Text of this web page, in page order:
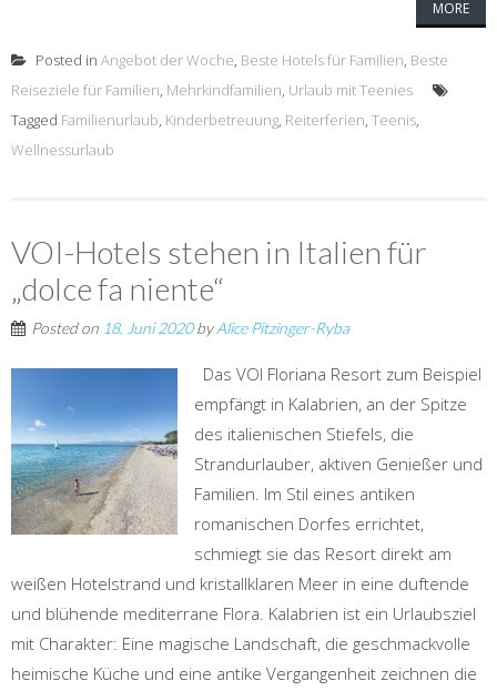
MORE
Posted in Angebot der Woche, Beste Hotels für Familien, Beste
Reiseziele für Familien, Mehrkindfamilien, Urlaub mit Teenies
Tagged Familienurlaub, Kinderbetreuung, Reiterferien, Teenis,
Wellnessurlaub
VOI-Hotels stehen in Italien für
„dolce fa niente“
Posted on 18. Juni 2020byAlice Pitzinger-Ryba
Das VOI Floriana Resort zum Beispiel
empfängt in Kalabrien, an der Spitze
des italienischen Stiefels, die
Strandurlauber, aktiven Genießer und
Familien. Im Stil eines antiken
romanischen Dorfes errichtet,
schmiegt sie das Resort direkt am
weißen Hotelstrand und kristallklaren Meer in eine duftende
und blühende mediterrane Flora. Kalabrien ist ein Urlaubsziel
mit Charakter: Eine magische Landschaft, die geschmackvolle
heimische Küche und eine antike Vergangenheit zeichnen die